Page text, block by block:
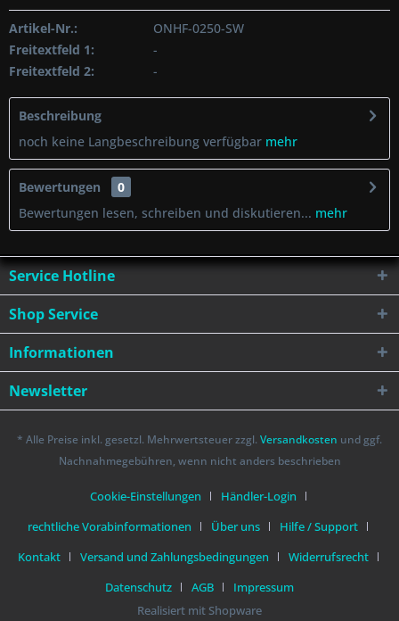
Artikel-Nr.:
ONHF-0250-SW
Freitextfeld 1:
-
Freitextfeld 2:
-
Beschreibung
noch keine Langbeschreibung verfügbar mehr
Bewertungen
0
Bewertungen lesen, schreiben und diskutieren... mehr
Service Hotline
Shop Service
Informationen
Newsletter
* Alle Preise inkl. gesetzl. Mehrwertsteuer zzgl. Versandkosten und ggf.
Nachnahmegebühren, wenn nicht anders beschrieben
Cookie-Einstellungen
Händler-Login
rechtliche Vorabinformationen
Über uns
Hilfe / Support
Kontakt
Versand und Zahlungsbedingungen
Widerrufsrecht
Datenschutz
AGB
Impressum
Realisiert mit Shopware